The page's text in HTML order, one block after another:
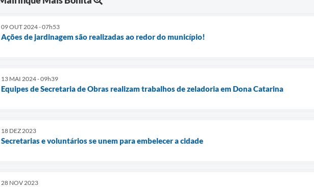
09 OUT 2024 - 07h53
Ações de jardinagem são realizadas ao redor do município!
13 MAI 2024 - 09h39
Equipes de Secretaria de Obras realizam trabalhos de zeladoria em Dona Catarina
18 DEZ 2023
Secretarias e voluntários se unem para embelecer a cidade
28 NOV 2023